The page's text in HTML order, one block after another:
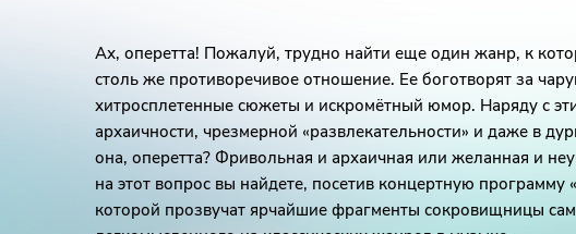
Ах, оперетта! Пожалуй, трудно найти еще один жанр, к
столь же противоречивое отношение. Ее боготворят за
хитросплетенные сюжеты и искромётный юмор. Наряду с
архаичности, чрезмерной «развлекательности» и даже в
она, оперетта? Фривольная и архаичная или желанная и
на этот вопрос вы найдете, посетив концертную программу
которой прозвучат ярчайшие фрагменты сокровищницы